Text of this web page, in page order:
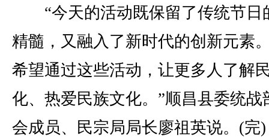
“今天的活动既保留了传统节日
精髓，又融入了新时代的创新元素
希望通过这些活动，让更多人了解
化、热爱民族文化。”顺昌县委统战
会成员、民宗局局长廖祖英说。(完)